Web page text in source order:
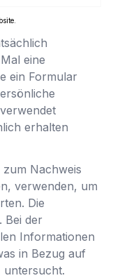
eine
ein Formular
erhalten
zum Nachweis
verwenden, um
Die
Bei der
Informationen
in Bezug auf
untersucht.